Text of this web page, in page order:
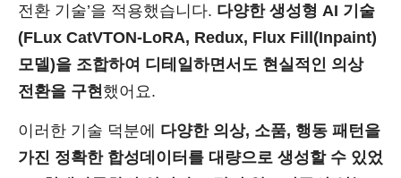
전환 기술’을 적용했습니다. 다양한 생성형 AI 기술
(FLux CatVTON-LoRA, Redux, Flux Fill(Inpaint)
모델)을 조합하여 디테일하면서도 현실적인 의상
전환을 구현 했어요.
이러한 기술 덕분에 다양한 의상, 소품, 행동 패턴을
가진 정확한 합성데이터를 대량으로 생성할 수 있었